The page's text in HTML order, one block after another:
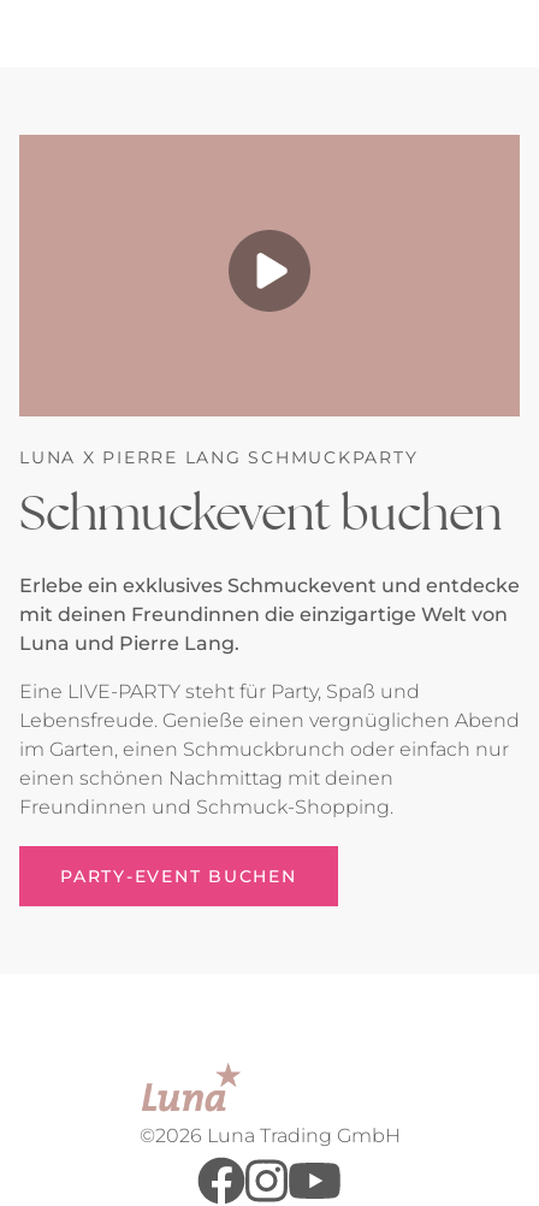
LUNA X PIERRE LANG SCHMUCKPARTY
Schmuckevent buchen
Erlebe ein exklusives Schmuckevent und entdecke
mit deinen Freundinnen die einzigartige Welt von
Luna und Pierre Lang.
Eine LIVE-PARTY steht für Party, Spaß und
Lebensfreude. Genieße einen vergnüglichen Abend
im Garten, einen Schmuckbrunch oder einfach nur
einen schönen Nachmittag mit deinen
Freundinnen und Schmuck-Shopping.
PARTY-EVENT BUCHEN
©2026 Luna Trading GmbH